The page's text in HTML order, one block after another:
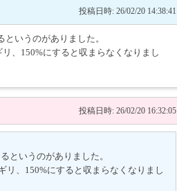
投稿日時: 26/02/20 14:38:41
いうのがありました。
、150%にすると収まらなくなりまし
投稿日時: 26/02/20 16:32:05
というのがありました。
リ、150%にすると収まらなくなりまし